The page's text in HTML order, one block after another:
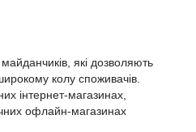
які дозволяють
колу споживачів.
інтернет-магазинах,
офлайн-магазинах